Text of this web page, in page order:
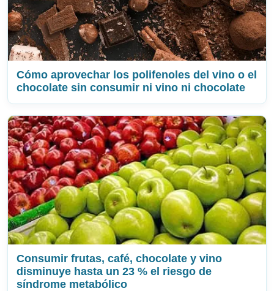
Cómo aprovechar los polifenoles del vino o el
chocolate sin consumir ni vino ni chocolate
Consumir frutas, café, chocolate y vino
disminuye hasta un 23 % el riesgo de
síndrome metabólico